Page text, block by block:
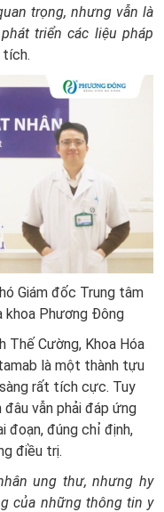
trọng, nhưng vẫn là
triển các liệu pháp
tích.
Giám đốc Trung tâm
khoa Phương Đông
Thế Cường, Khoa Hóa
là một thành tựu
rất tích cực. Tuy
vẫn phải đáp ứng
đoạn, đúng chỉ định,
điều trị.
ung thư, nhưng hy
của những thông tin y